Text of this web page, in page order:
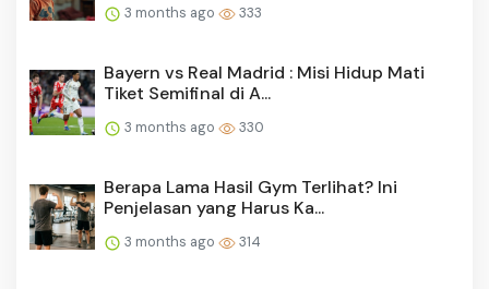
3 months ago 333
Bayern vs Real Madrid : Misi Hidup Mati
Tiket Semifinal di A...
3 months ago 330
Berapa Lama Hasil Gym Terlihat? Ini
Penjelasan yang Harus Ka...
3 months ago 314